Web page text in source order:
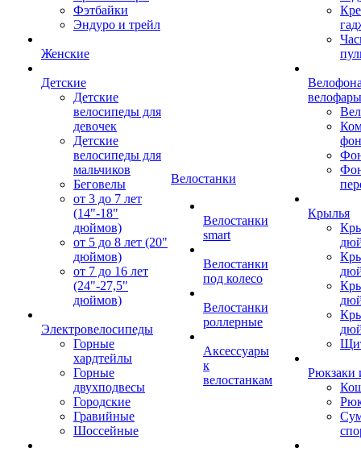
Фэтбайки
Эндуро и трейл
Женские
Детские
Детские
велосипеды для
девочек
Детские
велосипеды для
мальчиков
Беговелы
от 3 до 7 лет
(14"-18"
дюймов)
от 5 до 8 лет (20"
дюймов)
от 7 до 16 лет
(24"-27,5"
дюймов)
Электровелосипеды
Горные
хардтейлы
Горные
двухподвесы
Городские
Гравийные
Шоссейные
Велостанки
Велостанки
smart
Велостанки
под колесо
Велостанки
роллерные
Аксессуары
к
велостанкам
велофары
Крылья
Рюкзаки